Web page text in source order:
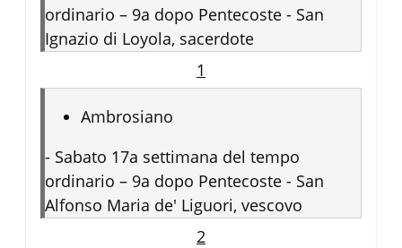
ordinario – 9a dopo Pentecoste - San
Ignazio di Loyola, sacerdote
1
Ambrosiano
- Sabato 17a settimana del tempo
ordinario – 9a dopo Pentecoste - San
Alfonso Maria de' Liguori, vescovo
2